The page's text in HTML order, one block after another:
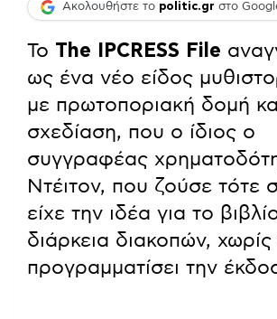
Ακολουθήστε το politic.gr στο
Το The IPCRESS File
ως ένα νέο είδος
με πρωτοποριακή δομή
σχεδίαση, που ο ίδιος ο
συγγραφέας
Ντέιτον, που ζούσε τότε
είχε την ιδέα για το
διάρκεια διακοπών, χωρίς
προγραμματίσει την